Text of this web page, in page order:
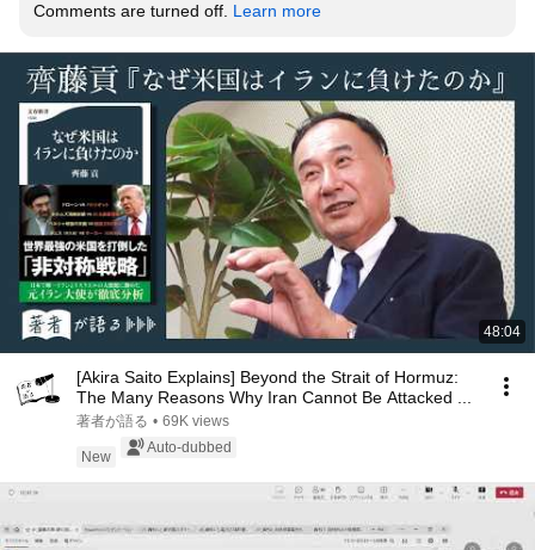
Comments are turned off. Learn more
48:04
[Akira Saito Explains] Beyond the Strait of Hormuz:
The Many Reasons Why Iran Cannot Be Attacked ...
著者が語る • 69K views
New
Auto-dubbed